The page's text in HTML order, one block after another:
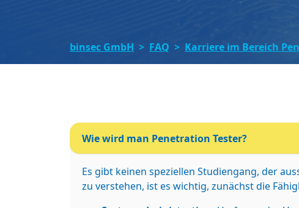
binsec GmbH FAQ Karriere im Bereich
Wie wird man Penetration Tester?
Es gibt keinen speziellen Studiengang, der
zu verstehen, ist es wichtig, zunächst die